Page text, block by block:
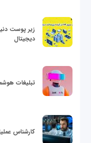
دیجیتال
تبلیغات
کارشناس